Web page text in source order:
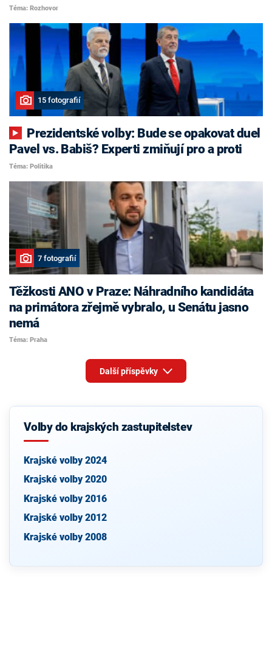
Téma: Rozhovor
15 fotografií
Pavel vs. Babiš? Experti zmiňují pro a proti
Téma: Politika
7 fotografií
Těžkosti ANO v Praze: Náhradního kandidáta
na primátora zřejmě vybralo, u Senátu jasno
nemá
Téma: Praha
Další příspěvky
Volby do krajských zastupitelstev
Krajské volby 2024
Krajské volby 2020
Krajské volby 2016
Krajské volby 2012
Krajské volby 2008